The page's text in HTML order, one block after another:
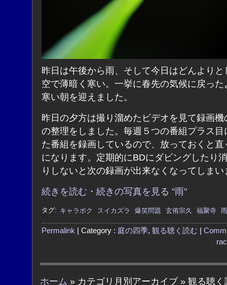
昨日は午後から雨、そして今日はどんよりと
空で薄暗く寒い。一挙に春先の気候に戻った
寒い朝を迎えました。
昨日の夕方は撮り溜めたビデオを見て録画機
の整理をしました。毎週５つの番組プラス目
た番組を録画しているので、放っておくと直
になります。定期的にBDにダビングしたり
りしないと次の録画が出来なくなってしまい
続きを読む・続きの写真を見る "雨"
タグ: キャラボク スイカズラ 爆笑問題 玄侑宗久 福聚寺
Permalink | Category : 庭の四季, 観る聴く読む
ホーム » カテゴリ月別アーカイブ » 観る聴く